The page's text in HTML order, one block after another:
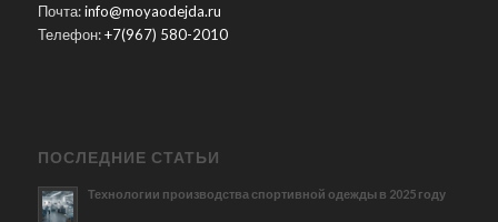
Почта:info@moyaodejda.ru
Телефон:+7(967) 580-2010
ПОСЛЕДНИЕ СТАТЬИ
Технологии производства спортивной одежды в 2025 году